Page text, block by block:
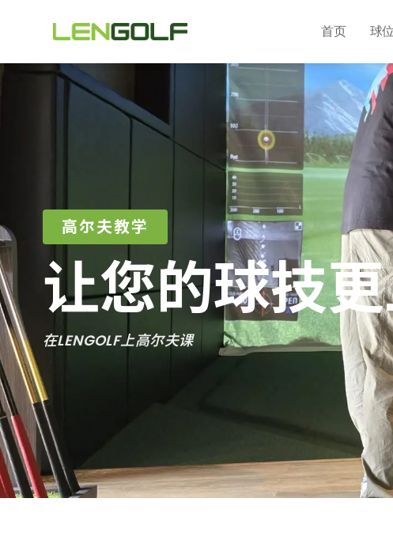
首页
球
高尔夫教学
让您的球技
在LENGOLF上高尔夫课